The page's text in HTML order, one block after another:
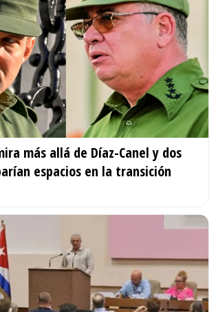
más allá de Díaz-Canel y dos
espacios en la transición